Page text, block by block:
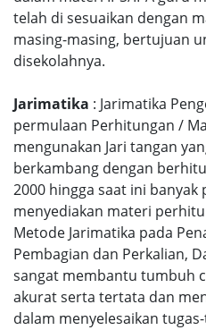
telah di sesuaikan dengan
masing-masing, bertujuan
disekolahnya.
Jarimatika : Jarimatika
permulaan Perhitungan /
mengunakan Jari tangan
berkambang dengan
2000 hingga saat ini
menyediakan materi
Metode Jarimatika pada
Pembagian dan Perkalian,
sangat membantu tumbuh
akurat serta tertata dan
dalam menyelesaikan